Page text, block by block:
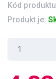
Kód
Produkt je: